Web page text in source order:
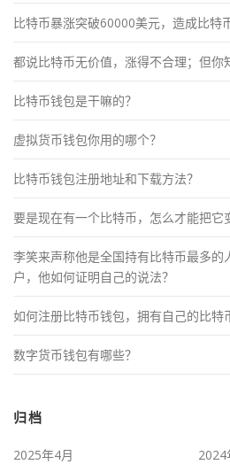
比特币暴涨突破60000美元，造成比特
都说比特币无价值，涨得不合理；但你
比特币钱包是干嘛的？
虚拟货币钱包你用的哪个？
比特币钱包注册地址和下载方法？
要是现在有一个比特币，怎么才能把它
李笑来声称他是全国持有比特币最多的
户，他如何证明自己的说法？
如何注册比特币钱包，拥有自己的比特
数字货币钱包有哪些？
归档
2025年4月
2024